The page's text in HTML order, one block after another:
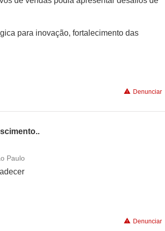
para inovação, fortalecimento das
Denunciar
com a vida familiar
Paulo
Denunciar